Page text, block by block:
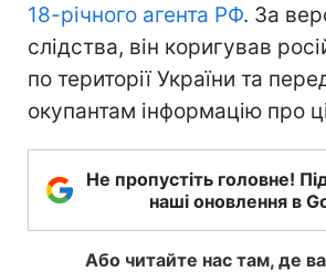
18-річного агента РФ. За
слідства, він коригував
по території України та
окупантам інформацію про
Не пропустіть головне!
наші оновлення в
Або читайте нас там, де